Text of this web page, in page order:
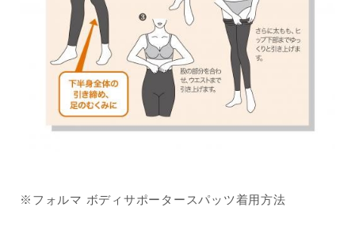
※フォルマ ボディサポータースパッツ着用方法